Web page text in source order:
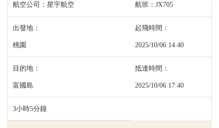
星宇航空 JX705
桃園 2025/10/06 14:40
富國島 2025/10/06 17:40
3小時5分鐘